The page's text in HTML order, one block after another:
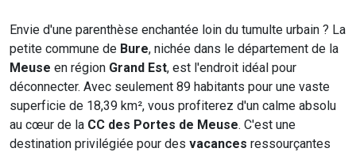
Envie d'une parenthèse enchantée loin du tumulte urbain ? La
petite commune de Bure, nichée dans le département de la
Meuse en région Grand Est, est l'endroit idéal pour
déconnecter. Avec seulement 89 habitants pour une vaste
superficie de 18,39 km², vous profiterez d'un calme absolu
au cœur de la CC des Portes de Meuse. C'est une
destination privilégiée pour des vacances ressourçantes